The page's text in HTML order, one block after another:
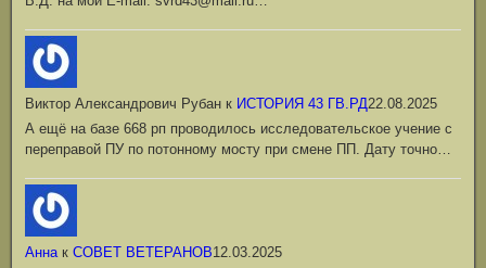
Виктор Александрович Рубан к ИСТОРИЯ 43 ГВ.РД22.08.2025
А ещё на базе 668 рп проводилось исследовательское учение с
переправой ПУ по потонному мосту при смене ПП. Дату точно…
Аннак СОВЕТ ВЕТЕРАНОВ12.03.2025